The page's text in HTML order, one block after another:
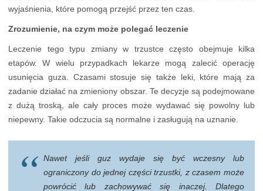
wyjaśnienia, które pomogą przejść przez ten czas.
Zrozumienie, na czym może polegać leczenie
Leczenie tego typu zmiany w trzustce często obejmuje kilka
etapów. W wielu przypadkach lekarze mogą zalecić operację
usunięcia guza. Czasami stosuje się także leki, które mają za
zadanie działać na zmieniony obszar. Te decyzje są podejmowane
z dużą troską, ale cały proces może wydawać się powolny lub
niepewny. Takie odczucia są normalne i zasługują na uznanie.
Nawet jeśli guz wydaje się być wczesny lub
ograniczony do jednej części trzustki, z czasem może
powrócić lub zachowywać się inaczej. Dlatego